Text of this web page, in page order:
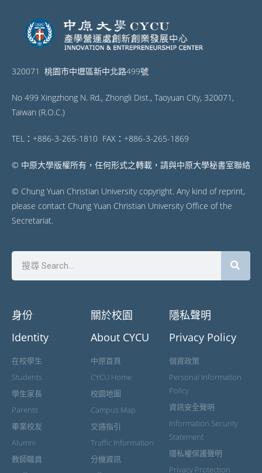
320071 桃園市中壢區新中北路499號
No 499 Xingzhong N. Rd., Zhongli Dist., Taoyuan City, 320071,
Taiwan (R.O.C.)
TEL：+886-3-265-1810 FAX：+886-3-265-1869
© 中原大學版權所有，任何形式之轉載，請與中原大學秘書室聯絡
© Chung Yuan Christian University copyright. Any kind of reprint,
please contact Chung Yuan Christian University Office of the
Secretariat.
身份
Identity
在校學生
Students
學生家長
Parents
畢業校友
Alumni
教師職員
關於校園
About CYCU
中原首頁
CYCU Home
校園地圖
Campus Map
交通指引
Traffic Information
分機資訊
隱私聲明
Privacy Policy
個資政策
Personal Information
Policy
資訊安全聲明
Information Security
Statement
隱私權保護聲明
Privacy Protection